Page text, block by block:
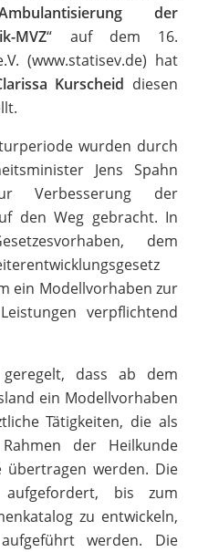
der
MVZ“ auf dem 16.
(www.statisev.de) hat
Kurscheid diesen
wurden durch
Jens Spahn
Verbesserung der
den Weg gebracht. In
dem
ein Modellvorhaben zur
verpflichtend
dass ab dem
ein Modellvorhaben
Tätigkeiten, die als
der Heilkunde
übertragen werden. Die
aufgefordert, bis zum
zu entwickeln,
werden. Die